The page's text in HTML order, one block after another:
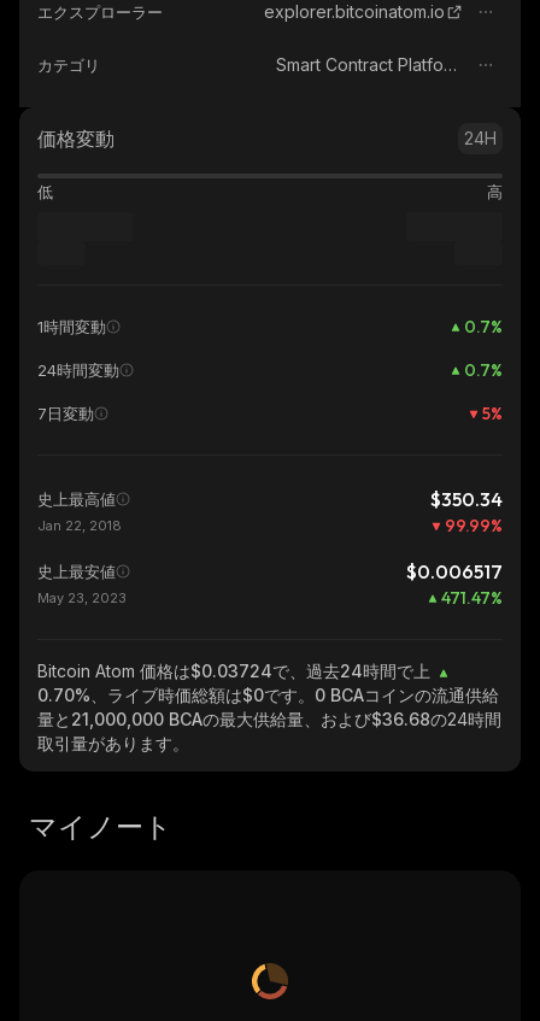
エクスプローラー explorer.bitcoinatom.io
カテゴリ Smart Contract Platform
価格変動 24H
低 高
1時間変動 0.7%
24時間変動 0.7%
7日変動 5%
史上最高値 $350.34
Jan 22, 2018 99.99%
史上最安値 $0.006517
May 23, 2023 471.47%
Bitcoin Atom 価格は$0.03724で、過去24時間で上
0.70% 、ライブ時価総額は$0です。 0 BCAコインの流通供給
量と 21,000,000 BCAの最大供給量、および$36.68の24時間
取引量があります。
マイノート